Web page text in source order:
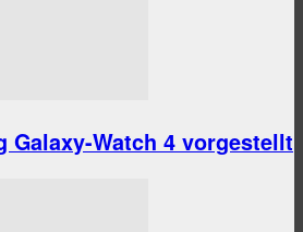
Galaxy-Watch 4 vorgestellt